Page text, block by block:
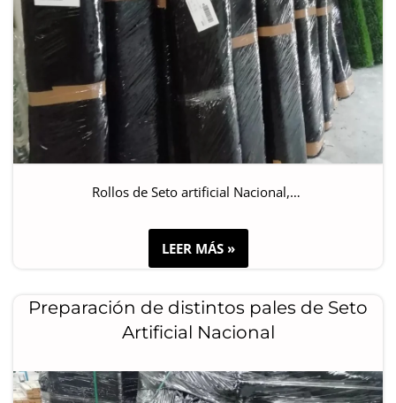
Rollos de Seto artificial Nacional,…
LEER MÁS »
Preparación de distintos pales de Seto
Artificial Nacional